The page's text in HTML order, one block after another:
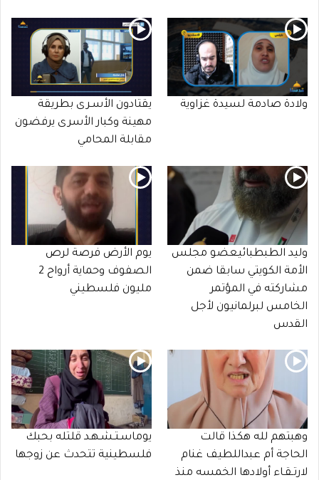
ولادة صادمة لسيدة غزاوية
يقتادون الأسـرى بطريقة
مهينة وكبار الأسرى يرفضون
مقابلة المحامي
وليد الطبطبائيعضو مجلس
الأمة الكويتي سابقا ضمن
مشاركته في المؤتمر
الخامس لبرلمانيون لأجل
القدس
يوم الأرض فرصة لرص
الصفوف وحماية أرواح 2
مليون فلسطيني
وهبتهم لله هكذا قالت
الحاجة أم عبداللطيف غنام
لارتـقـاء أولادها الخمسه منذ
يوماسـتـشـهـد قلتله بحبك
فلسطينية تتحدث عن زوجها